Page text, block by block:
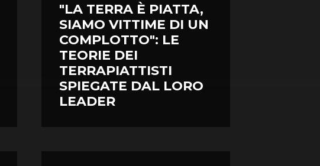
"LA TERRA È PIATTA,
SIAMO VITTIME DI UN
COMPLOTTO": LE
TEORIE DEI
TERRAPIATTISTI
SPIEGATE DAL LORO
LEADER